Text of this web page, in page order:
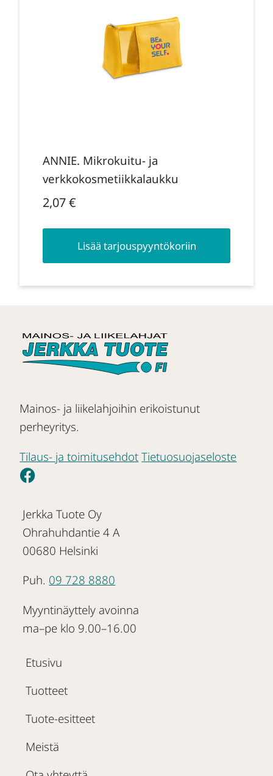
ANNIE. Mikrokuitu- ja
verkkokosmetiikkalaukku
2,07€
Lisää tarjouspyyntökoriin
Mainos- ja liikelahjoihin erikoistunut
perheyritys.
Tilaus- ja toimitusehdot Tietuosuojaseloste
Jerkka Tuote Oy
Ohrahuhdantie 4 A
00680 Helsinki
Puh. 09 728 8880
Myyntinäyttely avoinna
ma–pe klo 9.00–16.00
Etusivu
Tuotteet
Tuote-esitteet
Meistä